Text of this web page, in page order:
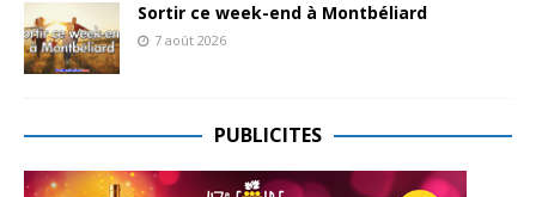
Sortir ce week-end à Montbéliard
7 août 2026
PUBLICITES